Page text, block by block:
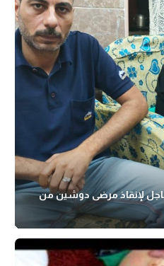
لإنقاذ مرضى دوشين من